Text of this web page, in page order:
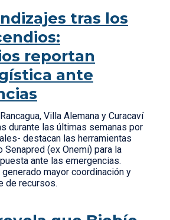
tras los
reportan
ante
Villa Alemana y Curacaví
durante las últimas semanas por
destacan las herramientas
Senapred (ex Onemi) para la
ante las emergencias.
generado mayor coordinación y
de recursos.